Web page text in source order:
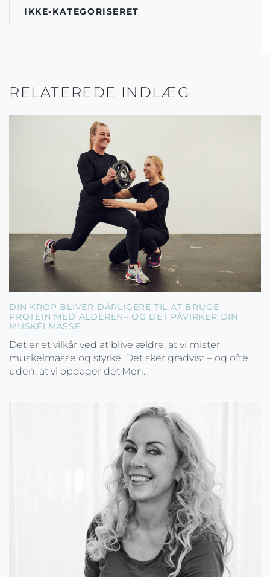
IKKE-KATEGORISERET
RELATEREDE INDLÆG
DIN KROP BLIVER DÅRLIGERE TIL AT BRUGE
PROTEIN MED ALDEREN– OG DET PÅVIRKER DIN
MUSKELMASSE
Det er et vilkår ved at blive ældre, at vi mister
muskelmasse og styrke. Det sker gradvist – og ofte
uden, at vi opdager det.Men...